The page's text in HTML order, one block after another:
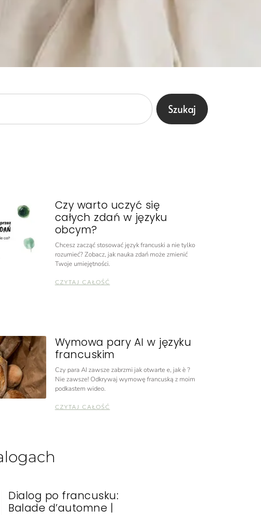
Szukaj
Czy warto uczyć się
całych zdań w języku
obcym?
Chcesz zacząć stosować język francuski a nie tylko
rozumieć? Zobacz, jak nauka zdań może zmienić
Twoje umiejętności.
CZYTAJ CAŁOŚĆ
Wymowa pary AI w języku
francuskim
Czy para AI zawsze zabrzmi jak otwarte e, jak è ?
Nie zawsze! Odkrywaj wymowę francuską z moim
podkastem wideo.
CZYTAJ CAŁOŚĆ
Dialog po francusku:
Balade d’automne |